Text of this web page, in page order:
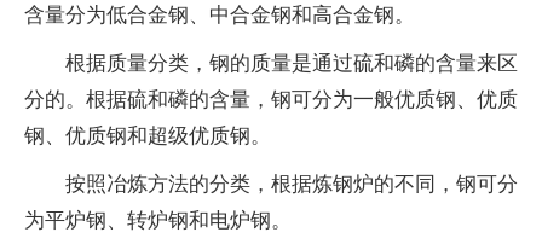
含量分为低合金钢、中合金钢和高合金钢。
根据质量分类，钢的质量是通过硫和磷的含量来区
分的。根据硫和磷的含量，钢可分为一般优质钢、优质
钢、优质钢和超级优质钢。
按照冶炼方法的分类，根据炼钢炉的不同，钢可分
为平炉钢、转炉钢和电炉钢。